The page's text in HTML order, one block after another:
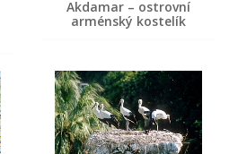
Akdamar – ostrovní
arménský kostelík